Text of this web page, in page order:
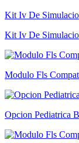
Kit Iv De
Kit Iv De
Modulo Fls
Opcion Pediatrica